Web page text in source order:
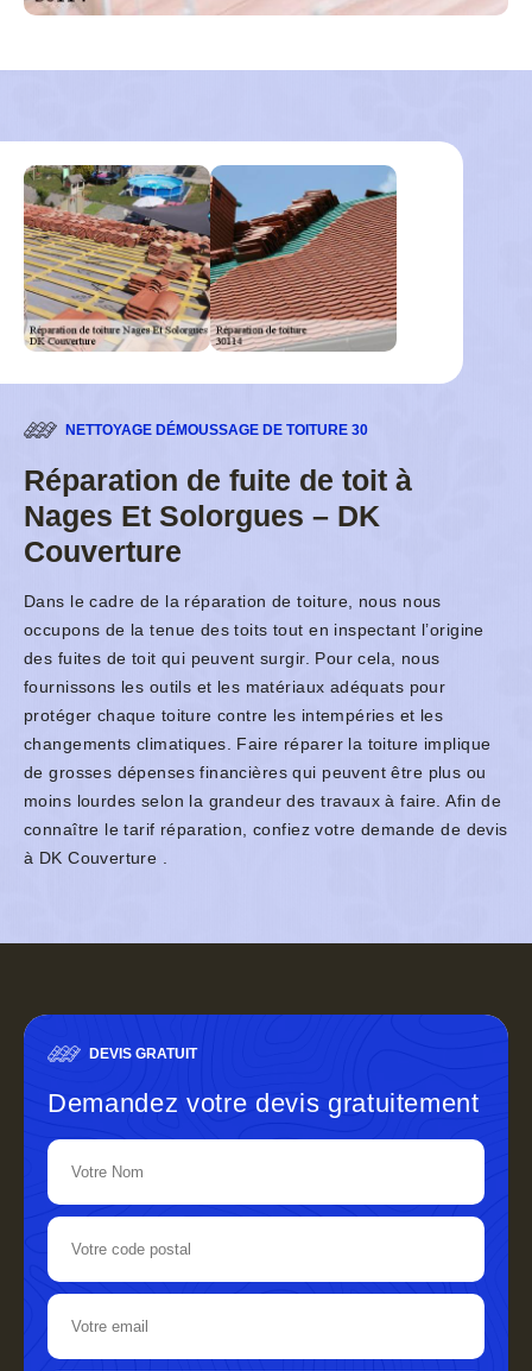
NETTOYAGE DÉMOUSSAGE DE TOITURE 30
Réparation de fuite de toit à
Nages Et Solorgues – DK
Couverture
Dans le cadre de la réparation de toiture, nous nous
occupons de la tenue des toits tout en inspectant l’origine
des fuites de toit qui peuvent surgir. Pour cela, nous
fournissons les outils et les matériaux adéquats pour
protéger chaque toiture contre les intempéries et les
changements climatiques. Faire réparer la toiture implique
de grosses dépenses financières qui peuvent être plus ou
moins lourdes selon la grandeur des travaux à faire. Afin de
connaître le tarif réparation, confiez votre demande de devis
à DK Couverture .
DEVIS GRATUIT
Demandez votre devis gratuitement